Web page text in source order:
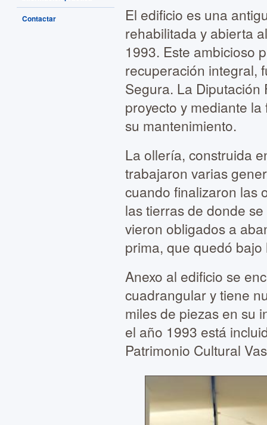
El edificio es una
rehabilitada y abierta
1993. Este ambicioso
recuperación integral,
Segura. La Diputación
proyecto y mediante
su mantenimiento.
La ollería, construida
trabajaron varias
cuando finalizaron las
las tierras de donde
vieron obligados a
prima, que quedó bajo
Anexo al edificio se
cuadrangular y tiene
miles de piezas en su
el año 1993 está
Patrimonio Cultural
Contactar